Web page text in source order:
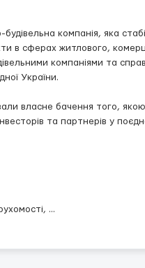
компанія, яка
в сферах житлового,
компаніями та
України.
власне бачення того,
та партнерів у
...